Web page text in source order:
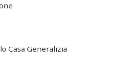
Casa Generalizia